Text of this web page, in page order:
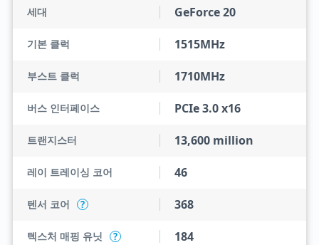
세대 GeForce 20
기본 클럭 1515MHz
부스트 클럭 1710MHz
버스 인터페이스 PCIe 3.0 x16
트랜지스터 13,600 million
레이 트레이싱 코어 46
텐서 코어 ? 368
텍스처 매핑 유닛 ? 184